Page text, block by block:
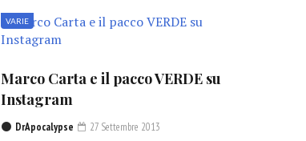
VARIE
Marco Carta e il pacco VERDE su
Instagram
DrApocalypse 27 Settembre 2013